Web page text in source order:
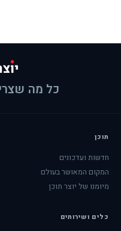
כל מה
תוכן
חדשות ועדכונים
המקום המאושר בעולם
מיומנו של יוצר תוכן
כלים ושירותים